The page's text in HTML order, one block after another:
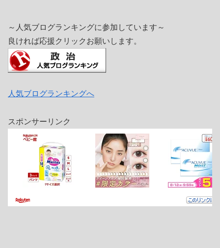
～人気ブログランキングに参加しています～
良ければ応援クリックお願いします。
人気ブログランキングへ
スポンサーリンク